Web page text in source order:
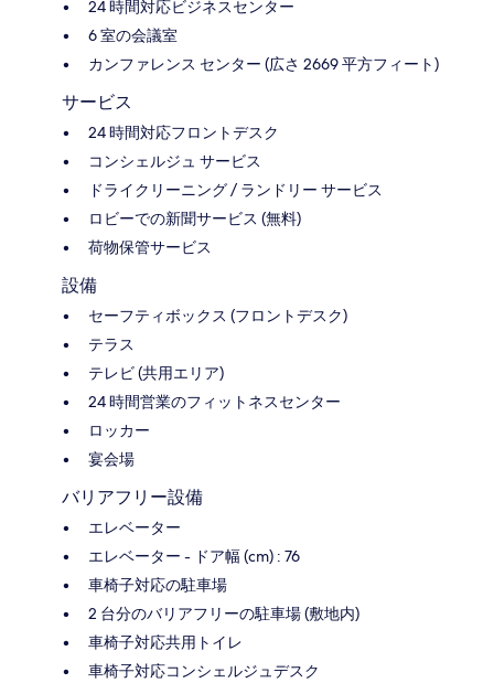
24 時間対応ビジネスセンター
6 室の会議室
カンファレンス センター (広さ 2669 平方フィート)
サービス
24 時間対応フロントデスク
コンシェルジュ サービス
ドライクリーニング / ランドリー サービス
ロビーでの新聞サービス (無料)
荷物保管サービス
設備
セーフティボックス (フロントデスク)
テラス
テレビ (共用エリア)
24 時間営業のフィットネスセンター
ロッカー
宴会場
バリアフリー設備
エレベーター
エレベーター - ドア幅 (cm) : 76
車椅子対応の駐車場
2 台分のバリアフリーの駐車場 (敷地内)
車椅子対応共用トイレ
車椅子対応コンシェルジュデスク